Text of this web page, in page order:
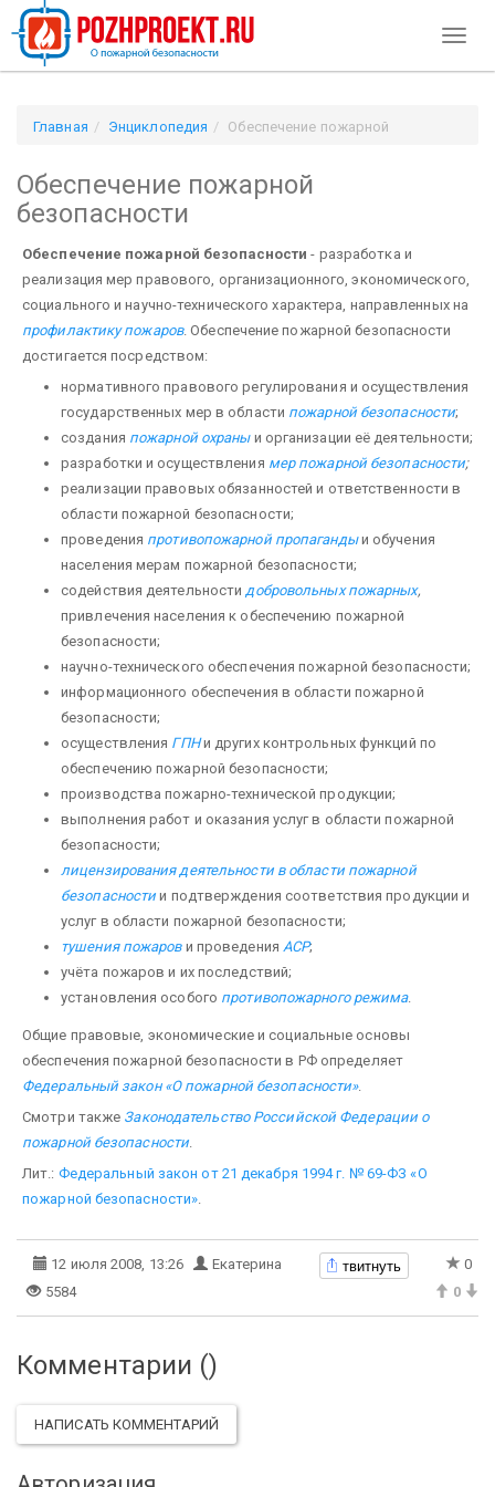
Главная Энциклопедия
Обеспечение пожарной
Обеспечение пожарной
безопасности
Обеспечение пожарной безопасности - разработка и
реализация мер правового, организационного, экономического,
социального и научно-технического характера, направленных на
профи­лактику пожаров. Обеспечение пожарной безопасности
достигается посредством:
нормативного правового регулирования и осуще­ствления
государственных мер в области пожарной безопасности;
создания пожарной охраныи организации её дея­тельности;
разработки и осуществления мер пожарной безопасности;
реализации правовых обязанностей и ответственности в
области пожарной безопасности;
проведения противопожарной пропагандыи обучения
населения мерам пожарной безопасности;
содействия деятельности добровольных пожарных,
привле­чения населения к обеспечению пожарной
безопасности;
научно-технического обеспечения пожарной безопас­ности;
информационного обеспечения в области пожарной
безопасности;
осуществления ГПНи других кон­трольных функций по
обеспечению пожарной безопасности;
производства пожарно-технической продукции;
выполнения работ и оказания услуг в области пожарной
безопасности;
лицензирования деятельности в области пожарной
безопасностии подтверждения соответствия продукции и
услуг в области пожарной безопасно­сти;
тушения пожарови проведения АСР;
учёта пожаров и их последствий;
установления особого про­тивопожарного режима.
Общие правовые, экономические и социальные основы
обеспечения пожарной безопасности в РФ определяет
Федеральный закон «О пожарной безопасности».
Смотри также Законодательство Российской Федерации о
пожарной безопасности.
Лит.: Федеральный закон от 21 декабря 1994 г. № 69-ФЗ «О
пожарной безопасности».
12 июля 2008, 13:26 Екатерина твитнуть
0
5584
0
Комментарии ()
НАПИСАТЬ КОММЕНТАРИЙ